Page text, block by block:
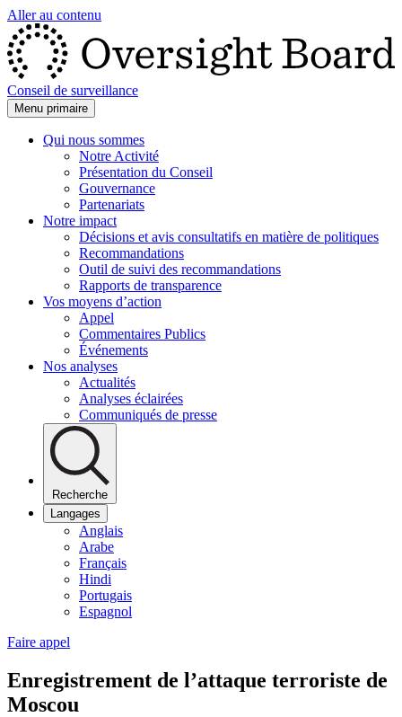
Aller au contenu
Conseil de surveillance
Menu primaire
Qui nous sommes
Notre Activité
Présentation du Conseil
Gouvernance
Partenariats
Notre impact
Décisions et avis consultatifs en matière de politiques
Recommandations
Outil de suivi des recommandations
Rapports de transparence
Vos moyens d’action
Appel
Commentaires Publics
Événements
Nos analyses
Actualités
Analyses éclairées
Communiqués de presse
Recherche
Langages
Anglais
Arabe
Français
Hindi
Portugais
Espagnol
Faire appel
Enregistrement de l’attaque terroriste de
Moscou